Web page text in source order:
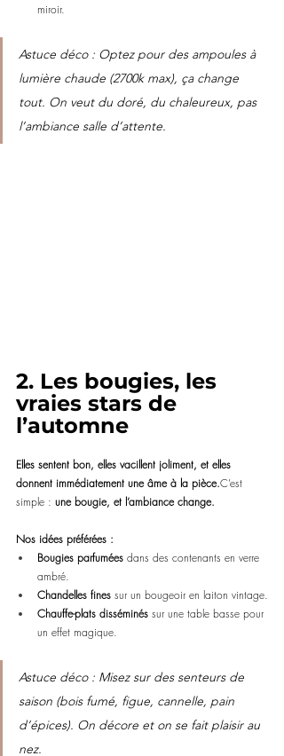
miroir.
Astuce déco : Optez pour des ampoules à
lumière chaude (2700k max), ça change
tout. On veut du doré, du chaleureux, pas
l’ambiance salle d’attente.
2. Les bougies, les
vraies stars de
l’automne
Elles sentent bon, elles vacillent joliment, et elles
donnent immédiatement une âme à la pièce.C’est
simple : une bougie, et l’ambiance change.
Nos idées préférées :
Bougies parfumées dans des contenants en verre
ambré.
Chandelles fines sur un bougeoir en laiton vintage.
Chauffe-plats disséminés sur une table basse pour
un effet magique.
Astuce déco : Misez sur des senteurs de
saison (bois fumé, figue, cannelle, pain
d’épices). On décore et on se fait plaisir au
nez.